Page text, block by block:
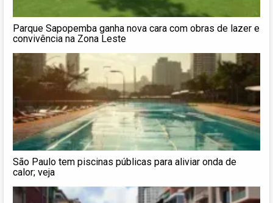
Parque Sapopemba ganha nova cara com obras de lazer e
convivência na Zona Leste
São Paulo tem piscinas públicas para aliviar onda de
calor; veja